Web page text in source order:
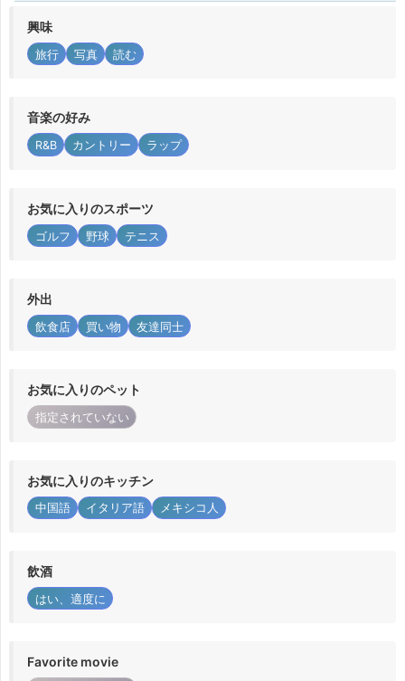
興味
旅行 写真 読む
音楽の好み
R&B カントリー ラップ
お気に入りのスポーツ
ゴルフ 野球 テニス
外出
飲食店 買い物 友達同士
お気に入りのペット
指定されていない
お気に入りのキッチン
中国語 イタリア語 メキシコ人
飲酒
はい、適度に
Favorite movie